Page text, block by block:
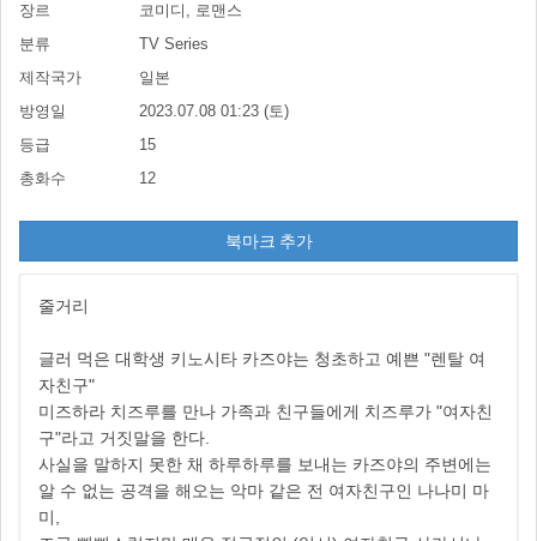
장르
코미디, 로맨스
분류
TV Series
제작국가
일본
방영일
2023.07.08 01:23 (토)
등급
15
총화수
12
북마크 추가
줄거리
글러 먹은 대학생 키노시타 카즈야는 청초하고 예쁜 "렌탈 여
자친구"
미즈하라 치즈루를 만나 가족과 친구들에게 치즈루가 "여자친
구"라고 거짓말을 한다.
사실을 말하지 못한 채 하루하루를 보내는 카즈야의 주변에는
알 수 없는 공격을 해오는 악마 같은 전 여자친구인 나나미 마
미,